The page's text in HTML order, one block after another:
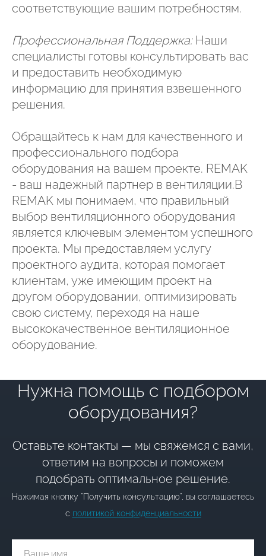
соответствующие вашим потребностям.
Профессиональная Поддержка: Наши
специалисты готовы консультировать вас
и предоставить необходимую
информацию для принятия взвешенного
решения.
Обращайтесь к нам для качественного и
профессионального подбора
оборудования на вашем проекте. REMAK
- ваш надежный партнер в вентиляции.В
REMAK мы понимаем, что правильный
выбор вентиляционного оборудования
является ключевым элементом успешного
проекта. Мы предоставляем услугу
проектного аудита, которая помогает
клиентам, уже имеющим проект на
другом оборудовании, оптимизировать
свою систему, переходя на наше
высококачественное вентиляционное
оборудование.
Нужна помощь с подбором
оборудования?
Оставьте контакты — мы свяжемся с вами,
ответим на вопросы и поможем
подобрать оптимальное решение.
Нажимая кнопку "Получить консультацию", вы соглашаетесь
с политикой конфиденциальности